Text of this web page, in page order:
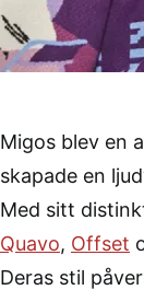
Migos blev en
skapade en
Med sitt
Quavo, Offset
Deras stil